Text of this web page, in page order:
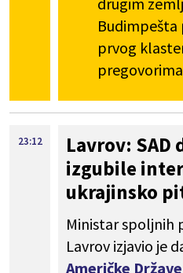
Budimpešta
prvog
23:12
Lavrov: SAD
izgubile
ukrajinsko
Ministar spoljnih
Lavrov izjavio je
Američke